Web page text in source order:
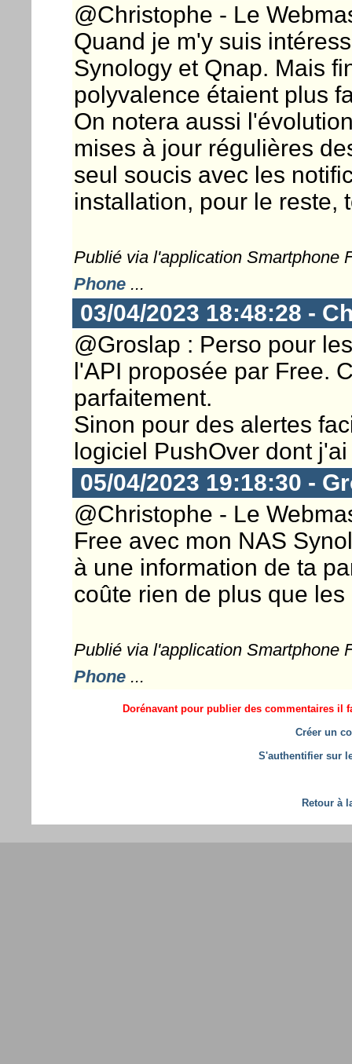
@Christophe - Le
Quand je m'y suis
Synology et Qnap. Mais
polyvalence étaient plus
On notera aussi
mises à jour régulières
seul soucis avec les
installation, pour le reste,
Publié via l'application Smartphone
Phone...
03/04/2023 18:48:28 -
@Groslap : Perso pour
l'API proposée par Free.
parfaitement.
Sinon pour des alertes
logiciel PushOver dont
05/04/2023 19:18:30 -
@Christophe - Le
Free avec mon NAS
à une information de ta
coûte rien de plus que
Publié via l'application Smartphone
Phone...
Dorénavant pour publier des commentaires il
Créer un
S'authentifier sur
Retour à